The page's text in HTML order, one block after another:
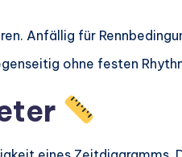
Anfällig für
ohne festen